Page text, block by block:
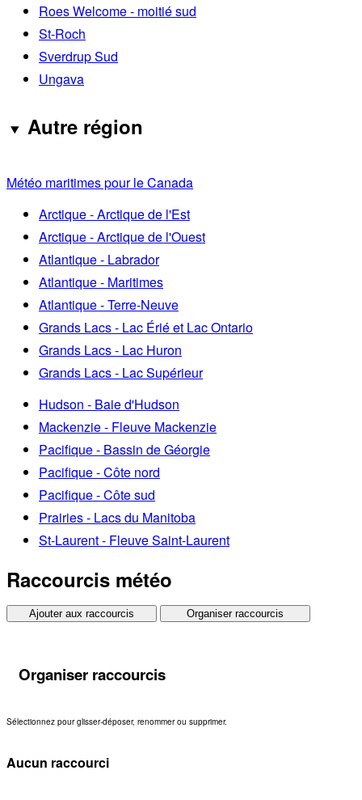
Roes Welcome - moitié sud
St-Roch
Sverdrup Sud
Ungava
Autre région
Météo maritimes pour le Canada
Arctique - Arctique de l'Est
Arctique - Arctique de l'Ouest
Atlantique - Labrador
Atlantique - Maritimes
Atlantique - Terre-Neuve
Grands Lacs - Lac Érié et Lac Ontario
Grands Lacs - Lac Huron
Grands Lacs - Lac Supérieur
Hudson - Baie d'Hudson
Mackenzie - Fleuve Mackenzie
Pacifique - Bassin de Géorgie
Pacifique - Côte nord
Pacifique - Côte sud
Prairies - Lacs du Manitoba
St-Laurent - Fleuve Saint-Laurent
Raccourcis météo
Ajouter aux raccourcis Organiser raccourcis
Organiser raccourcis
Sélectionnez pour glisser-déposer, renommer ou supprimer.
Aucun raccourci